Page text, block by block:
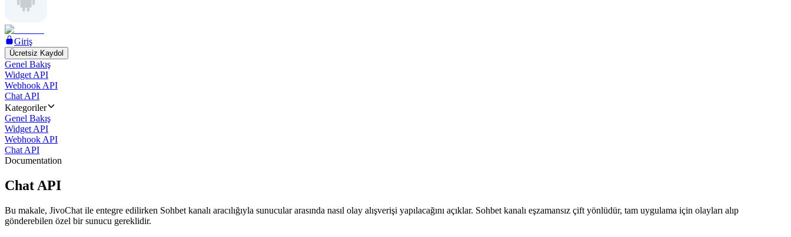
Giriş
Ücretsiz Kaydol
Genel Bakış
Widget API
Webhook API
Chat API
Kategoriler
Genel Bakış
Widget API
Webhook API
Chat API
Documentation
Chat API
Bu makale, JivoChat ile entegre edilirken Sohbet kanalı aracılığıyla sunucular arasında nasıl olay alışverişi yapılacağını açıklar. Sohbet kanalı eşzamansız çift yönlüdür, tam uygulama için olayları alıp
gönderebilen özel bir sunucu gereklidir.